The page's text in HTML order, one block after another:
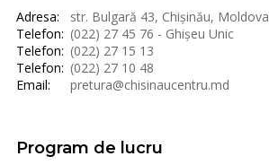
Adresa:
str. Bulgară 43, Chișinău, Moldova
Telefon: (022) 27 45 76 - Ghișeu Unic
Telefon: (022) 27 15 13
Telefon: (022) 27 10 48
Email:
pretura@chisinaucentru.md
Program de lucru